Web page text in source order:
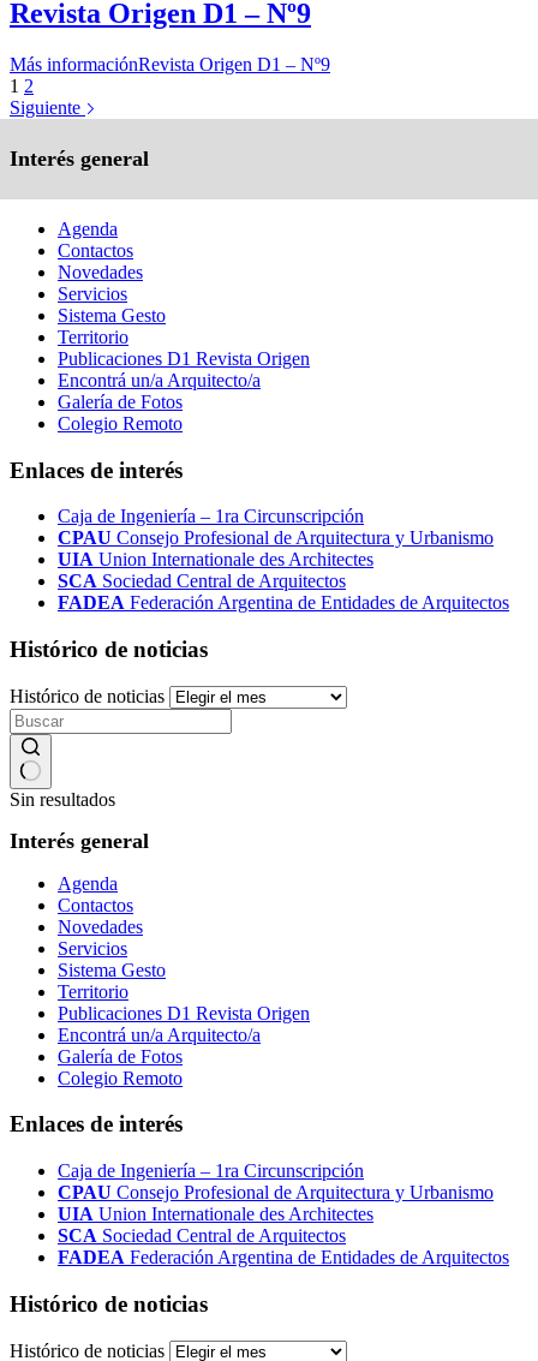
Revista Origen D1 – Nº9
Más informaciónRevista Origen D1 – Nº9
1 2
Siguiente
Interés general
Agenda
Contactos
Novedades
Servicios
Sistema Gesto
Territorio
Publicaciones D1 Revista Origen
Encontrá un/a Arquitecto/a
Galería de Fotos
Colegio Remoto
Enlaces de interés
Caja de Ingeniería – 1ra Circunscripción
CPAU Consejo Profesional de Arquitectura y Urbanismo
UIA Union Internationale des Architectes
SCA Sociedad Central de Arquitectos
FADEA Federación Argentina de Entidades de Arquitectos
Histórico de noticias
Histórico de noticias
Sin resultados
Interés general
Agenda
Contactos
Novedades
Servicios
Sistema Gesto
Territorio
Publicaciones D1 Revista Origen
Encontrá un/a Arquitecto/a
Galería de Fotos
Colegio Remoto
Enlaces de interés
Caja de Ingeniería – 1ra Circunscripción
CPAU Consejo Profesional de Arquitectura y Urbanismo
UIA Union Internationale des Architectes
SCA Sociedad Central de Arquitectos
FADEA Federación Argentina de Entidades de Arquitectos
Histórico de noticias
Histórico de noticias